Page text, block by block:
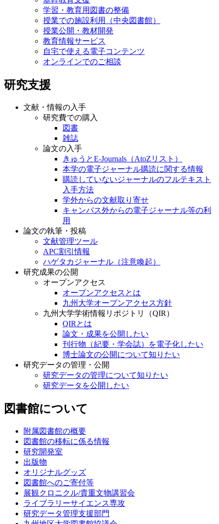
学習・教育用図書の整備
授業での施設利用（中央図書館）
授業公開・教材開発
教育情報サービス
自宅で使える電子コンテンツ
オンラインでのご相談
研究支援
文献・情報の入手
研究費での購入
図書
雑誌
論文の入手
きゅうとE-Journals（AtoZリスト）
本学の電子ジャーナル購読に関する情報
購読していないジャーナルのフルテキスト
入手方法
学外からの文献取り寄せ
キャンパス外からの電子ジャーナル等の利
用
論文の執筆・投稿
文献管理ツール
APC割引情報
ハゲタカジャーナル（注意喚起）
研究成果の公開
オープンアクセス
オープンアクセスとは
九州大学オープンアクセス方針
九州大学学術情報リポジトリ（QIR）
QIRとは
論文・成果を公開したい
刊行物（紀要・学会誌）を電子化したい
博士論文の公開について知りたい
研究データの管理・公開
研究データの管理について知りたい
研究データを公開したい
図書館について
附属図書館の概要
図書館の移転に係る情報
研究開発室
出版物
オリジナルグッズ
図書館へのご寄付等
展観クロニクル/貴重文物講習会
ライブラリーサイエンス専攻
研究データ管理支援部門